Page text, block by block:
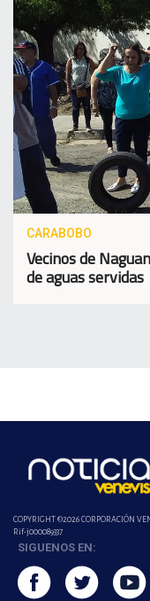
CARABOBO
Vecinos de
de aguas servidas
COPYRIGHT ©2026 CORPORACIÓN
Rif-j000089337
SIGUENOS EN: